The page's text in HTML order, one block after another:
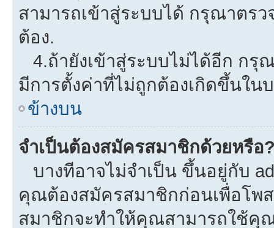
สามารถเข้าสู่ระบบได้ กรุณาตรว
ต้อง.
4.ถ้ายังเข้าสู่ระบบไม่ได้อีก กรุ
มีการตั้งค่าที่ไม่ถูกต้องเกิดขึ้นใน
ข้างบน
จำเป็นต้องสมัครสมาชิกด้วยหรือ
บางทีอาจไม่จำเป็น ขึ้นอยู่กับ
คุณต้องสมัครสมาชิกก่อนเพื่อโพ
สมาชิกจะทำให้คุณสามารถใช้คุ